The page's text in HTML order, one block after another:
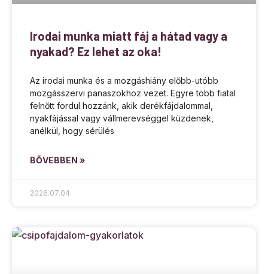
Irodai munka miatt fáj a hátad vagy a
nyakad? Ez lehet az oka!
Az irodai munka és a mozgáshiány előbb-utóbb
mozgásszervi panaszokhoz vezet. Egyre több fiatal
felnőtt fordul hozzánk, akik derékfájdalommal,
nyakfájással vagy vállmerevséggel küzdenek,
anélkül, hogy sérülés
BŐVEBBEN »
2026.07.04.